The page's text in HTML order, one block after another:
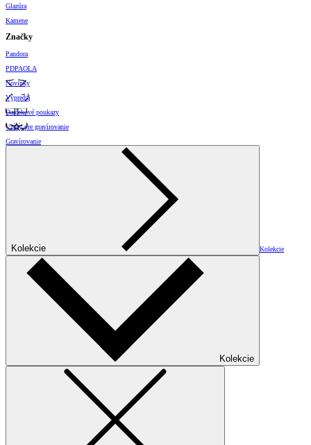
Glazúra
Kamene
Značky
Pandora
PDPAOLA
Novinky
Výpredaj
Darčekové poukazy
Vzory pre gravírovanie
Gravírovanie
Kolekcie Kolekcie
Kolekcie